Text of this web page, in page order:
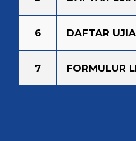
6 DAFTAR
7 FORMULUR